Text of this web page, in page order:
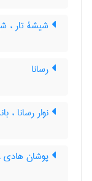
شیشۀ تار ،
رسانا
نوار رسانا ،
پوشان هادی